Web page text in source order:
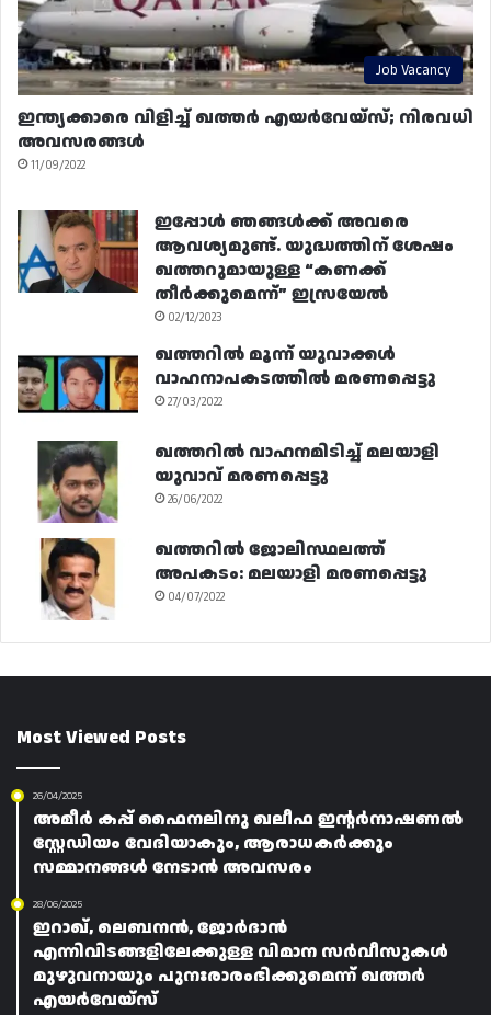
Job Vacancy
ഇന്ത്യക്കാരെ വിളിച്ച് ഖത്തർ എയർവേയ്‌സ്; നിരവധി
അവസരങ്ങൾ
11/09/2022
ഇപ്പോൾ ഞങ്ങൾക്ക് അവരെ
ആവശ്യമുണ്ട്. യുദ്ധത്തിന് ശേഷം
ഖത്തറുമായുള്ള “കണക്ക്
തീർക്കുമെന്ന്” ഇസ്രയേൽ
02/12/2023
ഖത്തറിൽ മൂന്ന് യുവാക്കൾ
വാഹനാപകടത്തിൽ മരണപ്പെട്ടു
27/03/2022
ഖത്തറിൽ വാഹനമിടിച്ച് മലയാളി
യുവാവ് മരണപ്പെട്ടു
26/06/2022
ഖത്തറിൽ ജോലിസ്ഥലത്ത്
അപകടം: മലയാളി മരണപ്പെട്ടു
04/07/2022
Most Viewed Posts
26/04/2025
അമീർ കപ്പ് ഫൈനലിനു ഖലീഫ ഇന്റർനാഷണൽ
സ്റ്റേഡിയം വേദിയാകും, ആരാധകർക്കും
സമ്മാനങ്ങൾ നേടാൻ അവസരം
28/06/2025
ഇറാഖ്, ലെബനൻ, ജോർദാൻ
എന്നിവിടങ്ങളിലേക്കുള്ള വിമാന സർവീസുകൾ
മുഴുവനായും പുനഃരാരംഭിക്കുമെന്ന് ഖത്തർ
എയർവേയ്‌സ്